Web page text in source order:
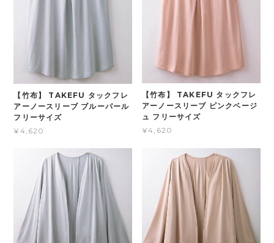
【竹布】 TAKEFU タックフレ
アーノースリーブ ブルーパール
フリーサイズ
¥4,620
【竹布】 TAKEFU タックフレ
アーノースリーブ ピンクベージ
ュ フリーサイズ
¥4,620